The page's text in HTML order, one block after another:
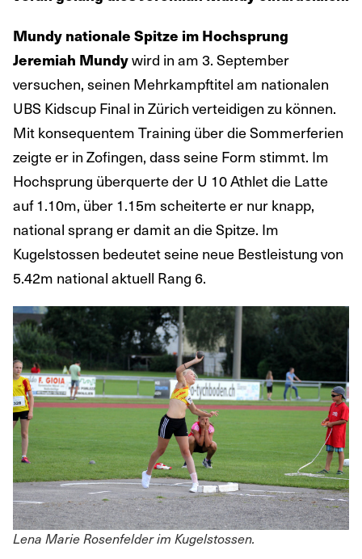
Mundy nationale Spitze im Hochsprung
Jeremiah Mundywird in am 3. September
versuchen, seinen Mehrkampftitel am nationalen
UBS Kidscup Final in Zürich verteidigen zu können.
Mit konsequentem Training über die Sommerferien
zeigte er in Zofingen, dass seine Form stimmt. Im
Hochsprung überquerte der U 10 Athlet die Latte
auf 1.10m, über 1.15m scheiterte er nur knapp,
national sprang er damit an die Spitze. Im
Kugelstossen bedeutet seine neue Bestleistung von
5.42m national aktuell Rang 6.
Lena Marie Rosenfelder im Kugelstossen.